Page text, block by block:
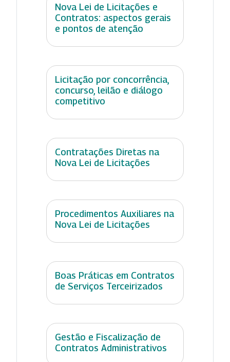
Nova Lei de Licitações e
Contratos: aspectos gerais
e pontos de atenção
Licitação por concorrência,
concurso, leilão e diálogo
competitivo
Contratações Diretas na
Nova Lei de Licitações
Procedimentos Auxiliares na
Nova Lei de Licitações
Boas Práticas em Contratos
de Serviços Terceirizados
Gestão e Fiscalização de
Contratos Administrativos